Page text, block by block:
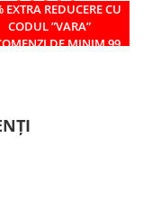
EXTRA REDUCERE CU
CODUL ”VARA”
DE MINIM 99
IN STOC